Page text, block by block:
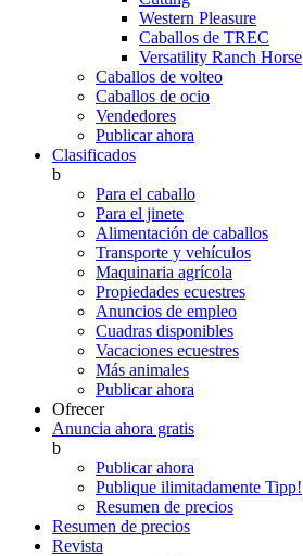
Western Pleasure
Caballos de TREC
Versatility Ranch Horse
Caballos de volteo
Caballos de ocio
Vendedores
Publicar ahora
Clasificados
b
Para el caballo
Para el jinete
Alimentación de caballos
Transporte y vehículos
Maquinaria agrícola
Propiedades ecuestres
Anuncios de empleo
Cuadras disponibles
Vacaciones ecuestres
Más animales
Publicar ahora
Ofrecer
Anuncia ahora gratis
b
Publicar ahora
Publique ilimitadamente Tipp!
Resumen de precios
Resumen de precios
Revista